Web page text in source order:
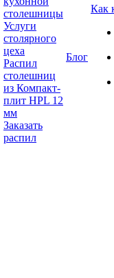
столешницы
Услуги
столярного
цеха
Распил
столешниц
из Компакт-
плит HPL 12
мм
Заказать
распил
Блог
Как